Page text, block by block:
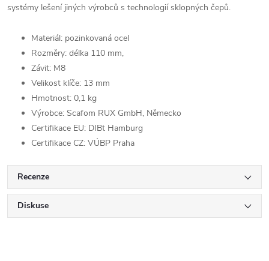
systémy lešení jiných výrobců s technologií sklopných čepů.
Materiál: pozinkovaná ocel
Rozměry: délka 110 mm,
Závit: M8
Velikost klíče: 13 mm
Hmotnost: 0,1 kg
Výrobce: Scafom RUX GmbH, Německo
Certifikace EU: DIBt Hamburg
Certifikace CZ: VÚBP Praha
Recenze
Diskuse